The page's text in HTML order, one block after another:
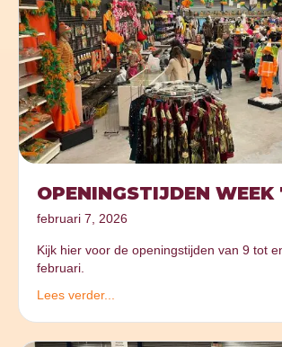
OPENINGSTIJDEN WEEK
februari 7, 2026
Kijk hier voor de openingstijden van 9 tot
februari.
Lees verder...